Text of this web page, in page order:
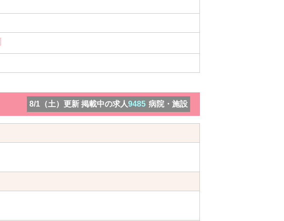
8/1（土）更新 掲載中の求人9485 病院・施設